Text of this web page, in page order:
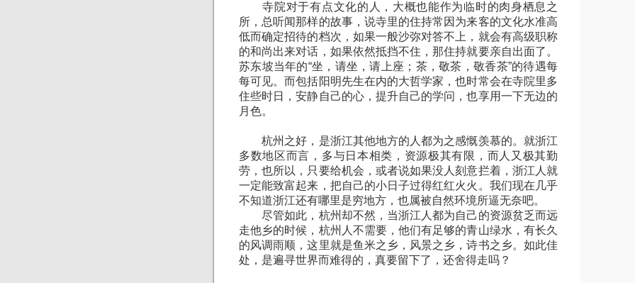
寺院对于有点文化的人，大概也能作为临时的肉身栖息之
所，总听闻那样的故事，说寺里的住持常因为来客的文化水准高
低而确定招待的档次，如果一般沙弥对答不上，就会有高级职称
的和尚出来对话，如果依然抵挡不住，那住持就要亲自出面了。
苏东坡当年的“坐，请坐，请上座；茶，敬茶，敬香茶”的待遇每
每可见。而包括阳明先生在内的大哲学家，也时常会在寺院里多
住些时日，安静自己的心，提升自己的学问，也享用一下无边的
月色。
杭州之好，是浙江其他地方的人都为之感慨羡慕的。就浙江
多数地区而言，多与日本相类，资源极其有限，而人又极其勤
劳，也所以，只要给机会，或者说如果没人刻意拦着，浙江人就
一定能致富起来，把自己的小日子过得红红火火。我们现在几乎
不知道浙江还有哪里是穷地方，也属被自然环境所逼无奈吧。
尽管如此，杭州却不然，当浙江人都为自己的资源贫乏而远
走他乡的时候，杭州人不需要，他们有足够的青山绿水，有长久
的风调雨顺，这里就是鱼米之乡，风景之乡，诗书之乡。如此佳
处，是遍寻世界而难得的，真要留下了，还舍得走吗？